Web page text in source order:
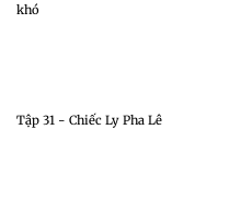
khó
Tập 31 - Chiếc Ly Pha Lê